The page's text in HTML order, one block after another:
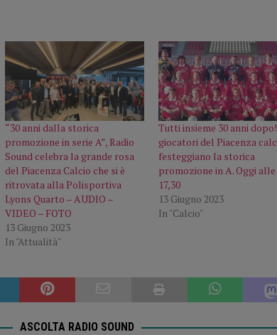
“30 anni dalla storica
promozione in serie A”, Radio
Sound celebra la grande rosa
del Piacenza Calcio che si è
ritrovata alla Polisportiva
Lyons Quarto – AUDIO –
VIDEO – FOTO
13 Giugno 2023
In "Attualità"
Tutti insieme 30 anni
giocatori del Piacenza
festeggiano la storica
promozione in A. Oggi alle
17,30
13 Giugno 2023
In "Calcio"
ASCOLTA RADIO SOUND